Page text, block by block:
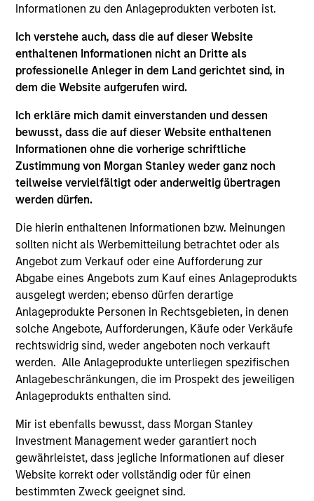
Informationen zu den Anlageprodukten verboten ist.
Ich verstehe auch, dass die auf dieser Website
enthaltenen Informationen nicht an Dritte als
professionelle Anleger in dem Land gerichtet sind, in
dem die Website aufgerufen wird.
Ich erkläre mich damit einverstanden und dessen
bewusst, dass die auf dieser Website enthaltenen
Informationen ohne die vorherige schriftliche
Zustimmung von Morgan Stanley weder ganz noch
teilweise vervielfältigt oder anderweitig übertragen
werden dürfen.
Die hierin enthaltenen Informationen bzw. Meinungen
sollten nicht als Werbemitteilung betrachtet oder als
Angebot zum Verkauf oder eine Aufforderung zur
Abgabe eines Angebots zum Kauf eines Anlageprodukts
ausgelegt werden; ebenso dürfen derartige
Anlageprodukte Personen in Rechtsgebieten, in denen
solche Angebote, Aufforderungen, Käufe oder Verkäufe
rechtswidrig sind, weder angeboten noch verkauft
werden. Alle Anlageprodukte unterliegen spezifischen
Anlagebeschränkungen, die im Prospekt des jeweiligen
Anlageprodukts enthalten sind.
Mir ist ebenfalls bewusst, dass Morgan Stanley
Investment Management weder garantiert noch
gewährleistet, dass jegliche Informationen auf dieser
Website korrekt oder vollständig oder für einen
bestimmten Zweck geeignet sind.
the University of Karachi. He also passed the
CFA Charterholder.
Saudi Equity Strategy
Saudi Arabia listed equities with quality
bias, and strong value or growth style
MENA Equity Strategy
Middle Eastern and North African listed
equities with quality bias, and strong value
or growth style characteristics.